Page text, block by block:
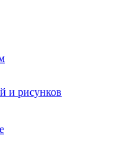
и рисунков